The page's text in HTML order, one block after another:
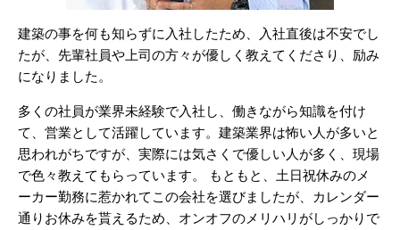
建築の事を何も知らずに入社したため、入社直後は不安でし
たが、先輩社員や上司の方々が優しく教えてくださり、励み
になりました。
多くの社員が業界未経験で入社し、働きながら知識を付け
て、営業として活躍しています。建築業界は怖い人が多いと
思われがちですが、実際には気さくで優しい人が多く、現場
で色々教えてもらっています。 もともと、土日祝休みのメ
ーカー勤務に惹かれてこの会社を選びましたが、カレンダー
通りお休みを貰えるため、オンオフのメリハリがしっかりで